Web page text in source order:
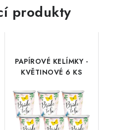
produkty
PAPÍROVÉ KELÍMKY -
KVĚTINOVÉ 6 KS